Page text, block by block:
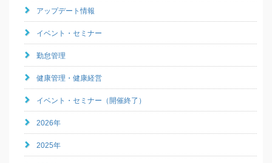
アップデート情報
イベント・セミナー
勤怠管理
健康管理・健康経営
イベント・セミナー（開催終了）
2026年
2025年